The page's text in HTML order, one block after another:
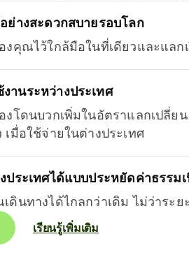
ย่างสะดวกสบายรอบโลก
งคุณไว้ใกล้มือในที่เดียวและแลก
านระหว่างประเทศ
งโดนบวกเพิ่มในอัตราแลกเปลี่ย
เมื่อใช้จ่ายในต่างประเทศ
ประเทศได้แบบประหยัดค่าธรรม
ดินทางได้ไกลกว่าเดิม ไม่ว่าระย
เรียนรู้เพิ่มเติม